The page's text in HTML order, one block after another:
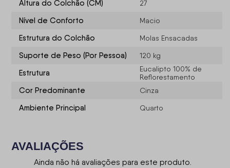
Altura do Colchão (CM) 27
Nível de Conforto Macio
Estrutura do Colchão Molas Ensacadas
Suporte de Peso (Por Pessoa) 120 kg
Estrutura
Eucalipto 100% de
Reflorestamento
Cor Predominante Cinza
Ambiente Principal Quarto
AVALIAÇÕES
Ainda não há avaliações para este produto.